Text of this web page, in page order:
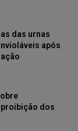
das urnas
após
dos